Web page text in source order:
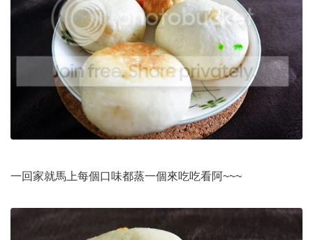
一回家就馬上每個口味都蒸一個來吃吃看阿~~~